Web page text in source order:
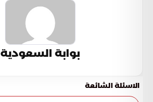
بوابة السعودية
الاسئلة الشائعة